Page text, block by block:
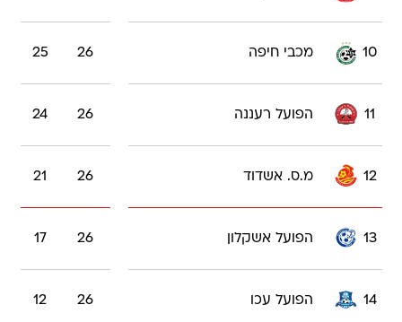
10 מכבי חיפה 26
25
11 הפועל רעננה 26
24
12 מ.ס. אשדוד 26
21
13 הפועל אשקלון 26
17
14 הפועל עכו 26
12